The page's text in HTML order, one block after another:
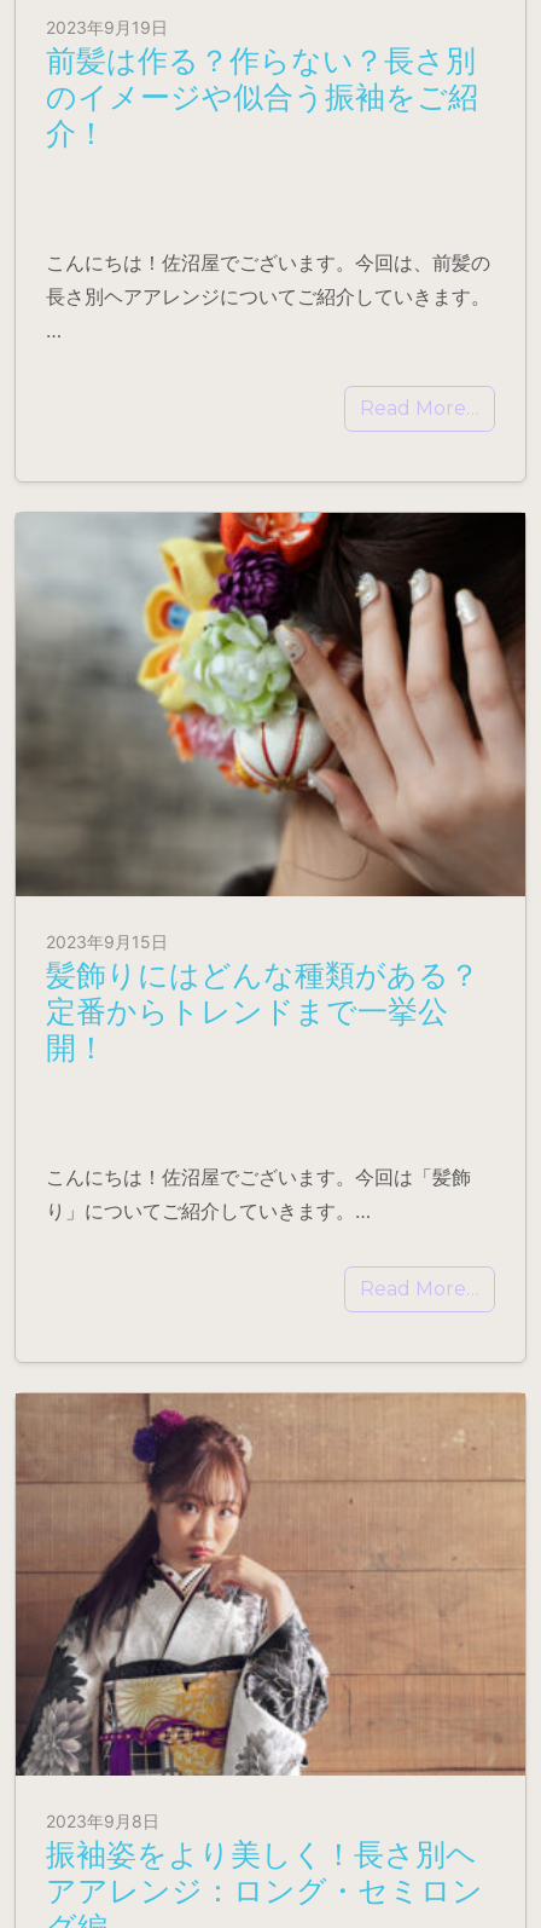
2023年9月19日
前髪は作る？作らない？長さ別
のイメージや似合う振袖をご紹
介！
こんにちは！佐沼屋でございます。今回は、前髪の
長さ別ヘアアレンジについてご紹介していきます。
…
Read More…
2023年9月15日
髪飾りにはどんな種類がある？
定番からトレンドまで一挙公
開！
こんにちは！佐沼屋でございます。今回は「髪飾
り」についてご紹介していきます。…
Read More…
2023年9月8日
振袖姿をより美しく！長さ別ヘ
アアレンジ：ロング・セミロン